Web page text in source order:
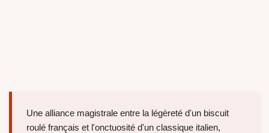
Une alliance magistrale entre la légèreté d'un biscuit
roulé français et l'onctuosité d'un classique italien,